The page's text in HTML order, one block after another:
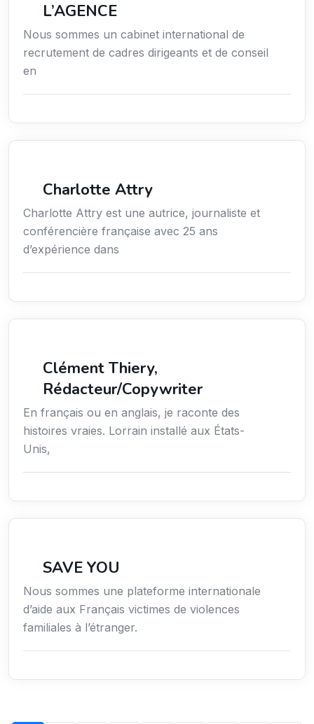
L’AGENCE
Nous sommes un cabinet international de
recrutement de cadres dirigeants et de conseil
en
Charlotte Attry
Charlotte Attry est une autrice, journaliste et
conférencière française avec 25 ans
d’expérience dans
Clément Thiery,
Rédacteur/Copywriter
En français ou en anglais, je raconte des
histoires vraies. Lorrain installé aux États-
Unis,
SAVE YOU
Nous sommes une plateforme internationale
d’aide aux Français victimes de violences
familiales à l’étranger.